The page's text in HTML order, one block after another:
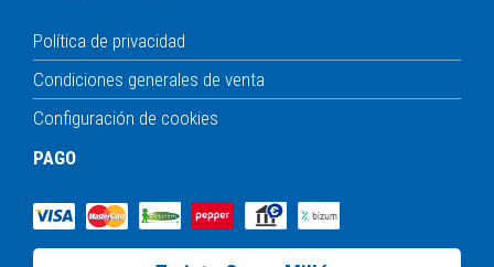
Política de privacidad
Condiciones generales de venta
Configuración de cookies
PAGO